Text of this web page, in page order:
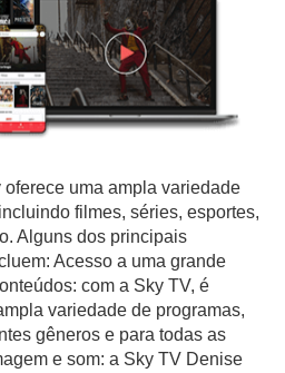
uma ampla variedade
filmes, séries, esportes,
Alguns dos principais
Acesso a uma grande
com a Sky TV, é
variedade de programas,
gêneros e para todas as
e som: a Sky TV Denise